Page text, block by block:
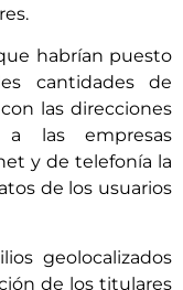
habrían puesto
cantidades de
las direcciones
a las empresas
y de telefonía la
de los usuarios
geolocalizados
de los titulares